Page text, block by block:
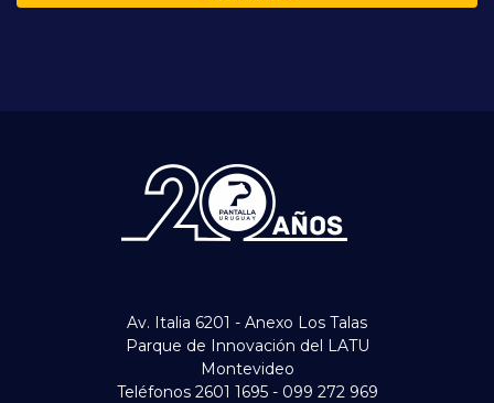
Av. Italia 6201 - Anexo Los Talas
Parque de Innovación del LATU
Montevideo
Teléfonos 2601 1695 - 099 272 969